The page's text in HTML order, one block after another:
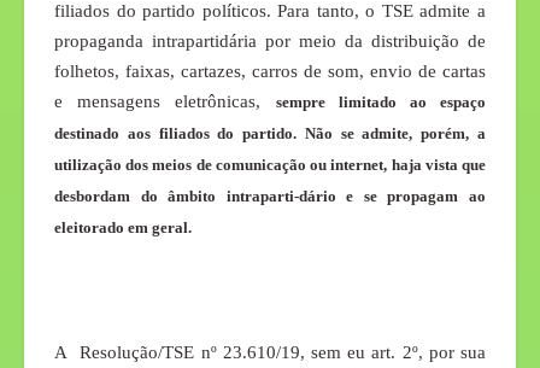
filiados do partido políticos. Para tanto, o TSE admite a
propaganda intrapartidária por meio da distribuição de
folhetos, faixas, cartazes, carros de som, envio de cartas
e mensagens eletrônicas, sempre limitado ao espaço
destinado aos filiados do partido. Não se admite, porém, a
utilização dos meios de comunicação ou internet, haja vista que
desbordam do âmbito intraparti-dário e se propagam ao
eleitorado em geral.
A Resolução/TSE nº 23.610/19, sem eu art. 2º, por sua